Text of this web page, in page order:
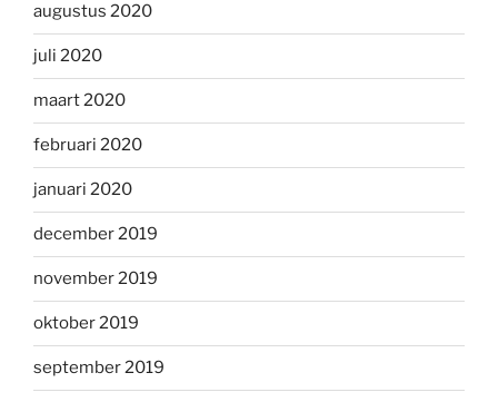
augustus 2020
juli 2020
maart 2020
februari 2020
januari 2020
december 2019
november 2019
oktober 2019
september 2019